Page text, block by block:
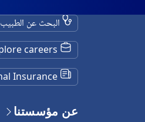
البحث عن الطبيب
عن مؤسستنا